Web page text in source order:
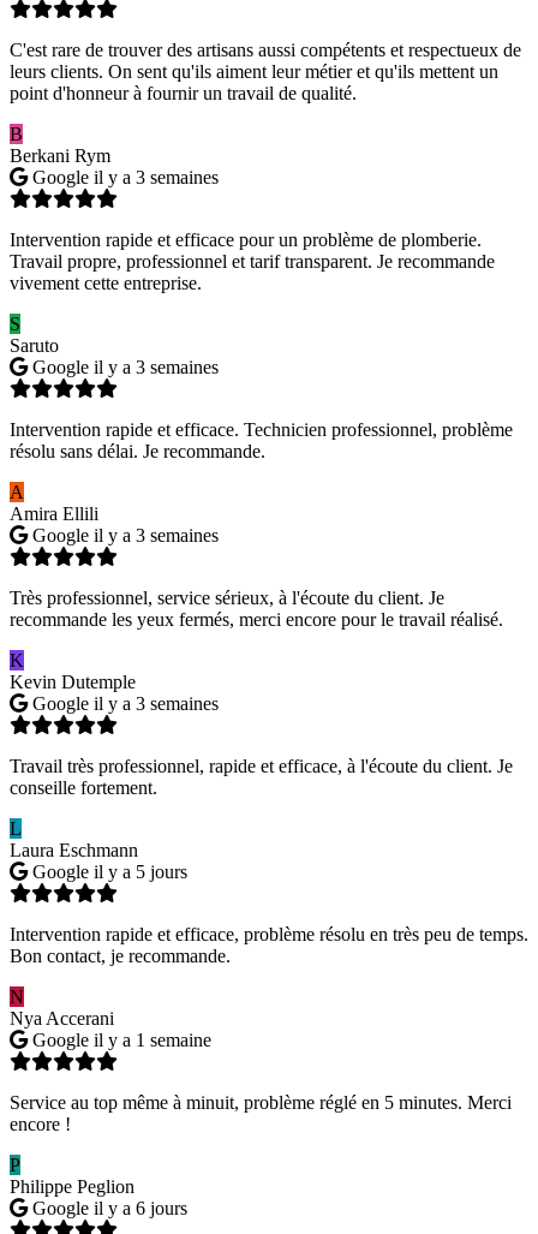
C'est rare de trouver des artisans aussi compétents et respectueux de
leurs clients. On sent qu'ils aiment leur métier et qu'ils mettent un
point d'honneur à fournir un travail de qualité.
B
Berkani Rym
Google il y a 3 semaines
Intervention rapide et efficace pour un problème de plomberie.
Travail propre, professionnel et tarif transparent. Je recommande
vivement cette entreprise.
S
Saruto
Google il y a 3 semaines
Intervention rapide et efficace. Technicien professionnel, problème
résolu sans délai. Je recommande.
A
Amira Ellili
Google il y a 3 semaines
Très professionnel, service sérieux, à l'écoute du client. Je
recommande les yeux fermés, merci encore pour le travail réalisé.
K
Kevin Dutemple
Google il y a 3 semaines
Travail très professionnel, rapide et efficace, à l'écoute du client. Je
conseille fortement.
L
Laura Eschmann
Google il y a 5 jours
Intervention rapide et efficace, problème résolu en très peu de temps.
Bon contact, je recommande.
N
Nya Accerani
Google il y a 1 semaine
Service au top même à minuit, problème réglé en 5 minutes. Merci
encore !
P
Philippe Peglion
Google il y a 6 jours